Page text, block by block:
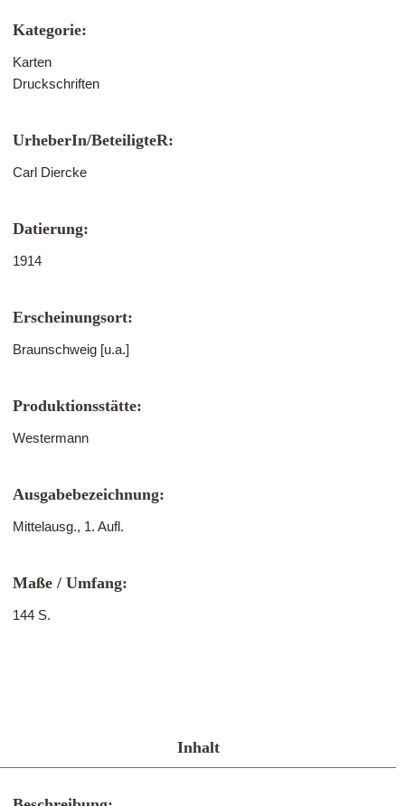
Kategorie:
Karten
Druckschriften
UrheberIn/BeteiligteR:
Carl Diercke
Datierung:
1914
Erscheinungsort:
Braunschweig [u.a.]
Produktionsstätte:
Westermann
Ausgabebezeichnung:
Mittelausg., 1. Aufl.
Maße / Umfang:
144 S.
Inhalt